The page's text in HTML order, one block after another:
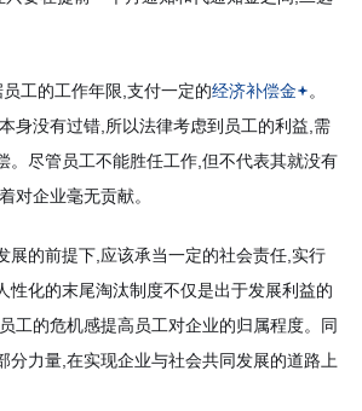
工的工作年限,支付一定的经济补偿金
。
身没有过错,所以法律考虑到员工的利益,需
。尽管员工不能胜任工作,但不代表其就没有
对企业毫无贡献。
展的前提下,应该承当一定的社会责任,实行
性化的末尾淘汰制度不仅是出于发展利益的
工的危机感提高员工对企业的归属程度。同
分力量,在实现企业与社会共同发展的道路上